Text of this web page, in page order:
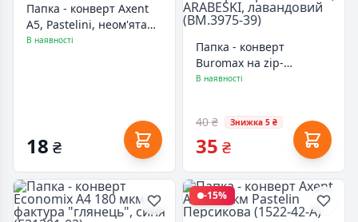
Папка - конверт Axent
А5, Pastelini, неом'ята
(1522-09-A)
В наявності
18 ₴
Папка - конверт
Buromax на zip-
блискавці А4 матовий
(BM.3975-39)
В наявності
40 ₴ Знижка 5 ₴
35 ₴
-15%